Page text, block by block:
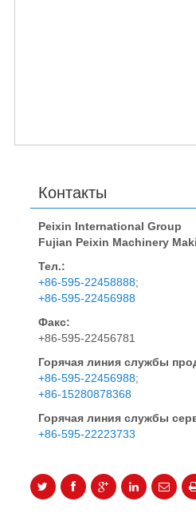
Контакты
Peixin International Group
Fujian Peixin Machinery
Тел.:
+86-595-22458888;
+86-595-22456988
Факс:
+86-595-22456781
Горячая линия службы
+86-595-22456988;
+86-15280878368
Горячая линия службы
+86-595-22223733